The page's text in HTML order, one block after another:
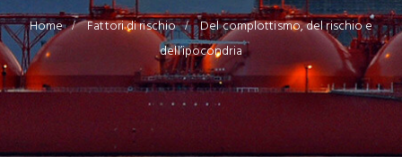
Home Fattori di rischio
Del complottismo, del rischio e
dell’ipocondria